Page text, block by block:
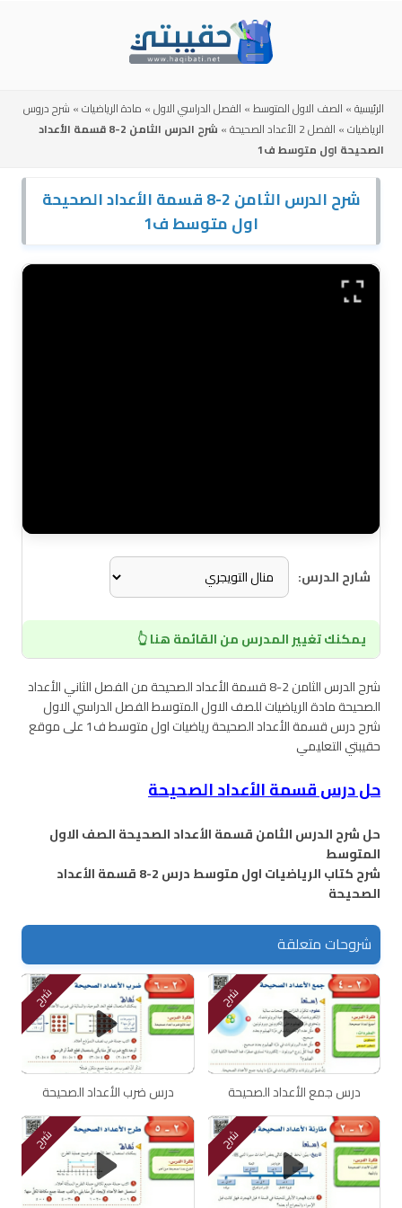
الرئيسية» الصف الاول المتوسط» الفصل الدراسي الاول» مادة الرياضيات» شرح دروس
الرياضيات» الفصل 2 الأعداد الصحيحة »
شرح الدرس الثامن 2-8 قسمة الأعداد
الصحيحة اول متوسط ف1
شرح الدرس الثامن 2-8 قسمة الأعداد الصحيحة
اول متوسط ف1
شارح الدرس:
يمكنك تغيير المدرس من القائمة هنا 👆
شرح الدرس الثامن 2-8 قسمة الأعداد الصحيحة من الفصل الثاني الأعداد
الصحيحة مادة الرياضيات للصف الاول المتوسط الفصل الدراسي الاول
شرح درس قسمة الأعداد الصحيحة رياضيات اول متوسط ف1 على موقع
حقيبتي التعليمي
حل درس قسمة الأعداد الصحيحة
حل شرح الدرس الثامن قسمة الأعداد الصحيحة الصف الاول
المتوسط
شرح كتاب الرياضيات اول متوسط درس 2-8 قسمة الأعداد
الصحيحة
شروحات متعلقة
شرح
درس جمع الأعداد الصحيحة
شرح
درس ضرب الأعداد الصحيحة
شرح شرح